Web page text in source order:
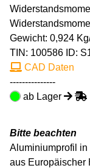
Gewicht: 0,924
TIN: 100586 ID:
CAD Daten
---------------
ab Lager
Bitte beachten
Aluminiumprofil in
aus Europäischer